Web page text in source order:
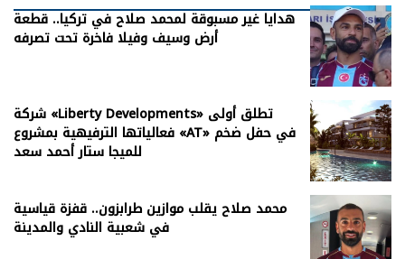
هدايا غير مسبوقة لمحمد صلاح في تركيا.. قطعة
أرض وسيف وفيلا فاخرة تحت تصرفه
شركة «Liberty Developments» تطلق أولى
فعالياتها الترفيهية بمشروع «AT» في حفل ضخم
للميجا ستار أحمد سعد
محمد صلاح يقلب موازين طرابزون.. قفزة قياسية
في شعبية النادي والمدينة